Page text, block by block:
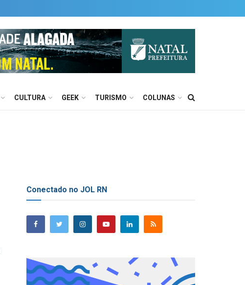
CULTURA GEEK TURISMO COLUNAS
Conectado no JOL RN